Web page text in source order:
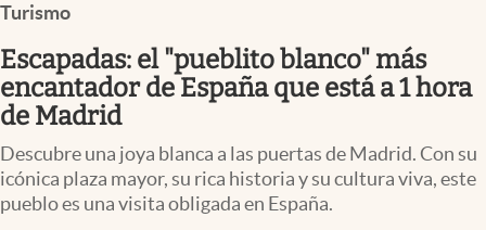
Turismo
Escapadas: el "pueblito blanco" más
encantador de España que está a 1 hora
de Madrid
Descubre una joya blanca a las puertas de Madrid. Con su
icónica plaza mayor, su rica historia y su cultura viva, este
pueblo es una visita obligada en España.